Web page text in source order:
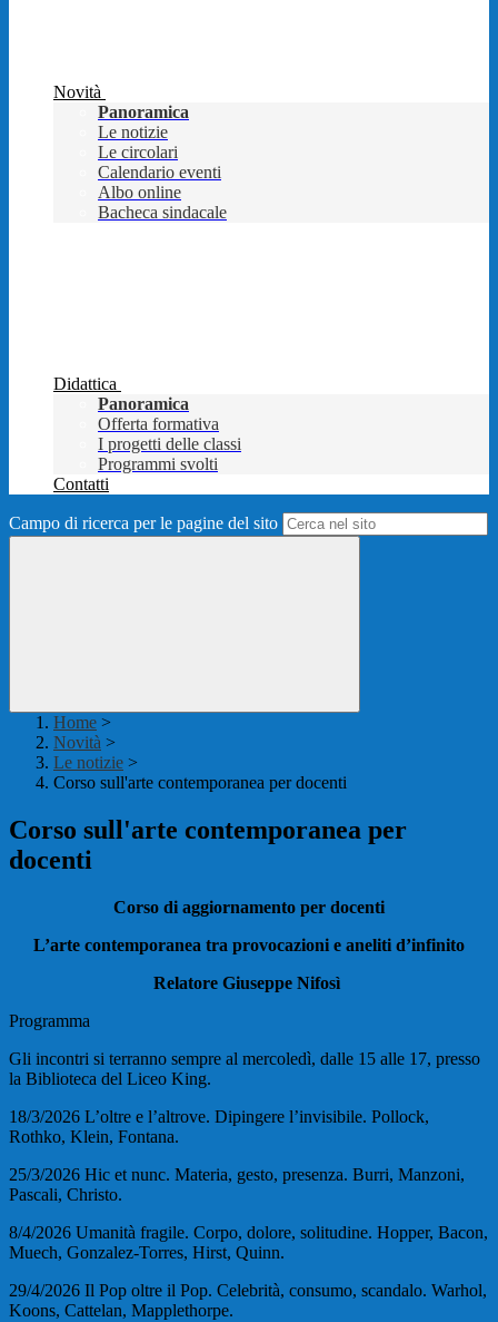
Novità
Panoramica
Le notizie
Le circolari
Calendario eventi
Albo online
Bacheca sindacale
Didattica
Panoramica
Offerta formativa
I progetti delle classi
Programmi svolti
Contatti
Campo di ricerca per le pagine del sito
Home >
Novità >
Le notizie >
Corso sull'arte contemporanea per docenti
Corso sull'arte contemporanea per
docenti
Corso di aggiornamento per docenti
L’arte contemporanea tra provocazioni e aneliti d’infinito
Relatore Giuseppe Nifosì
Programma
Gli incontri si terranno sempre al mercoledì, dalle 15 alle 17, presso
la Biblioteca del Liceo King.
18/3/2026 L’oltre e l’altrove. Dipingere l’invisibile. Pollock,
Rothko, Klein, Fontana.
25/3/2026 Hic et nunc. Materia, gesto, presenza. Burri, Manzoni,
Pascali, Christo.
8/4/2026 Umanità fragile. Corpo, dolore, solitudine. Hopper, Bacon,
Muech, Gonzalez-Torres, Hirst, Quinn.
29/4/2026 Il Pop oltre il Pop. Celebrità, consumo, scandalo. Warhol,
Koons, Cattelan, Mapplethorpe.